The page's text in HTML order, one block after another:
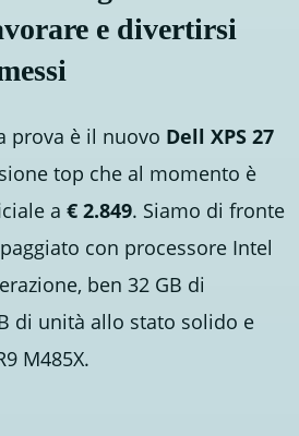
e divertirsi
prova è il nuovo Dell XPS 27
top che al momento è
a € 2.849. Siamo di fronte
con processore Intel
ben 32 GB di
di unità allo stato solido e
M485X.